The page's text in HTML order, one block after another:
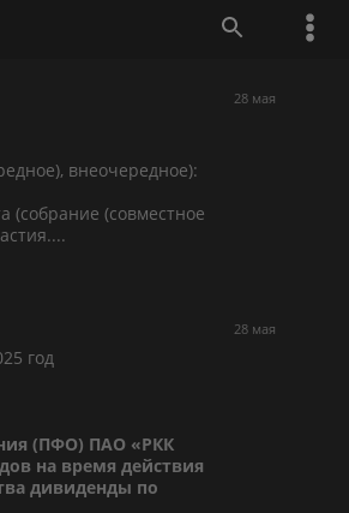
внеочередное):
(собрание (совместное
28 мая
год
(ПФО) ПАО «РКК
на время действия
дивиденды по
28 мая